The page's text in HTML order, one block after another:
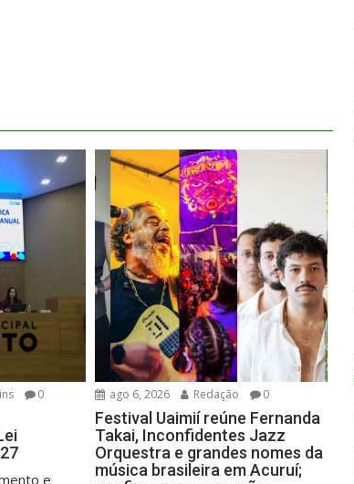
0
e
ago 6, 2026 Redação 0
Festival Uaimií reúne Fernanda
Takai, Inconfidentes Jazz
Orquestra e grandes nomes da
música brasileira em Acuruí;